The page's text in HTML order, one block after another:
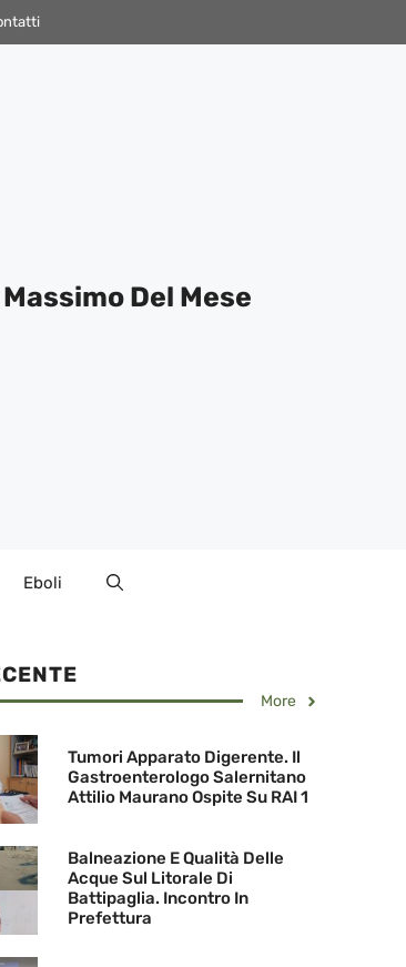
Del Mese
Eboli
More
Tumori Apparato Digerente. Il
Gastroenterologo Salernitano
Attilio Maurano Ospite Su RAI 1
Balneazione E Qualità Delle
Acque Sul Litorale Di
Battipaglia. Incontro In
Prefettura